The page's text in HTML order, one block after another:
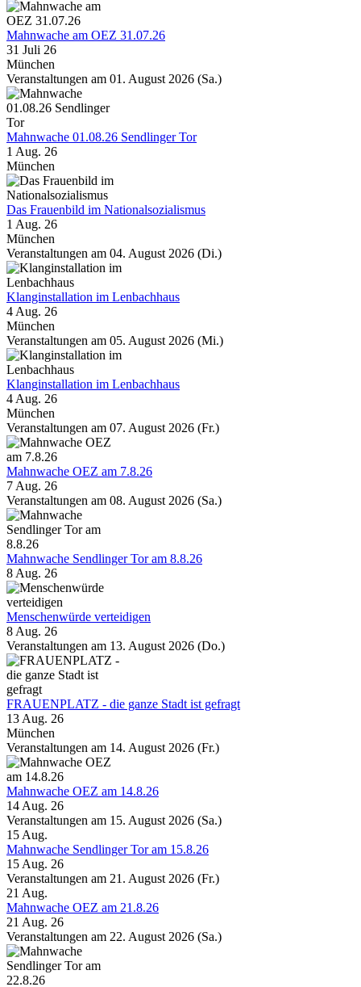
Mahnwache am OEZ 31.07.26
31 Juli 26
München
Veranstaltungen am 01. August 2026 (Sa.)
Mahnwache 01.08.26 Sendlinger Tor
1 Aug. 26
München
Das Frauenbild im Nationalsozialismus
1 Aug. 26
München
Veranstaltungen am 04. August 2026 (Di.)
Klanginstallation im Lenbachhaus
4 Aug. 26
München
Veranstaltungen am 05. August 2026 (Mi.)
Klanginstallation im Lenbachhaus
4 Aug. 26
München
Veranstaltungen am 07. August 2026 (Fr.)
Mahnwache OEZ am 7.8.26
7 Aug. 26
Veranstaltungen am 08. August 2026 (Sa.)
Mahnwache Sendlinger Tor am 8.8.26
8 Aug. 26
Menschenwürde verteidigen
8 Aug. 26
Veranstaltungen am 13. August 2026 (Do.)
FRAUENPLATZ - die ganze Stadt ist gefragt
13 Aug. 26
München
Veranstaltungen am 14. August 2026 (Fr.)
Mahnwache OEZ am 14.8.26
14 Aug. 26
Veranstaltungen am 15. August 2026 (Sa.)
15Aug.
Mahnwache Sendlinger Tor am 15.8.26
15 Aug. 26
Veranstaltungen am 21. August 2026 (Fr.)
21 Aug.
Mahnwache OEZ am 21.8.26
21 Aug. 26
Veranstaltungen am 22. August 2026 (Sa.)